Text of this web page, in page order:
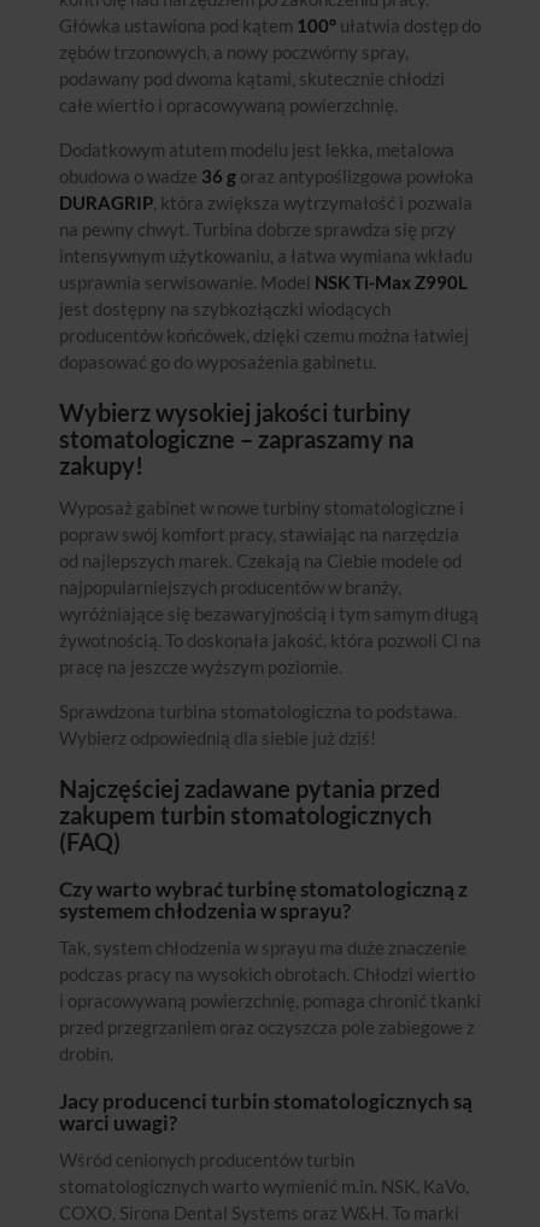
Główka ustawiona pod kątem 100° ułatwia dostęp do
zębów trzonowych, a nowy poczwórny spray,
podawany pod dwoma kątami, skutecznie chłodzi
całe wiertło i opracowywaną powierzchnię.
Dodatkowym atutem modelu jest lekka, metalowa
obudowa o wadze 36 g oraz antypoślizgowa powłoka
DURAGRIP, która zwiększa wytrzymałość i pozwala
na pewny chwyt. Turbina dobrze sprawdza się przy
intensywnym użytkowaniu, a łatwa wymiana wkładu
usprawnia serwisowanie. Model NSK Ti-Max Z990L
jest dostępny na szybkozłączki wiodących
producentów końcówek, dzięki czemu można łatwiej
dopasować go do wyposażenia gabinetu.
Wybierz wysokiej jakości turbiny
stomatologiczne – zapraszamy na
zakupy!
Wyposaż gabinet w nowe turbiny stomatologiczne i
popraw swój komfort pracy, stawiając na narzędzia
od najlepszych marek. Czekają na Ciebie modele od
najpopularniejszych producentów w branży,
wyróżniające się bezawaryjnością i tym samym długą
żywotnością. To doskonała jakość, która pozwoli Ci na
pracę na jeszcze wyższym poziomie.
Sprawdzona turbina stomatologiczna to podstawa.
Wybierz odpowiednią dla siebie już dziś!
Najczęściej zadawane pytania przed
zakupem turbin stomatologicznych
(FAQ)
Czy warto wybrać turbinę stomatologiczną z
systemem chłodzenia w sprayu?
Tak, system chłodzenia w sprayu ma duże znaczenie
podczas pracy na wysokich obrotach. Chłodzi wiertło
i opracowywaną powierzchnię, pomaga chronić tkanki
przed przegrzaniem oraz oczyszcza pole zabiegowe z
drobin.
Jacy producenci turbin stomatologicznych są
warci uwagi?
Wśród cenionych producentów turbin
stomatologicznych warto wymienić m.in. NSK, KaVo,
COXO, Sirona Dental Systems oraz W&H. To marki